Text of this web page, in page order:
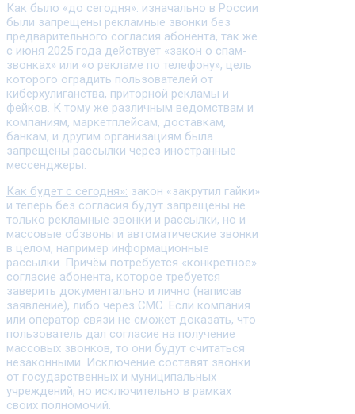
Как было «до сегодня»: изначально в России
были запрещены рекламные звонки без
предварительного согласия абонента, так же
с июня 2025 года действует «закон о спам-
звонках» или «о рекламе по телефону», цель
которого оградить пользователей от
киберхулиганства, приторной рекламы и
фейков. К тому же различным ведомствам и
компаниям, маркетплейсам, доставкам,
банкам, и другим организациям была
запрещены рассылки через иностранные
мессенджеры.
Как будет с сегодня»: закон «закрутил гайки»
и теперь без согласия будут запрещены не
только рекламные звонки и рассылки, но и
массовые обзвоны и автоматические звонки
в целом, например информационные
рассылки. Причём потребуется «конкретное»
согласие абонента, которое требуется
заверить документально и лично (написав
заявление), либо через СМС. Если компания
или оператор связи не сможет доказать, что
пользователь дал согласие на получение
массовых звонков, то они будут считаться
незаконными. Исключение составят звонки
от государственных и муниципальных
учреждений, но исключительно в рамках
своих полномочий.